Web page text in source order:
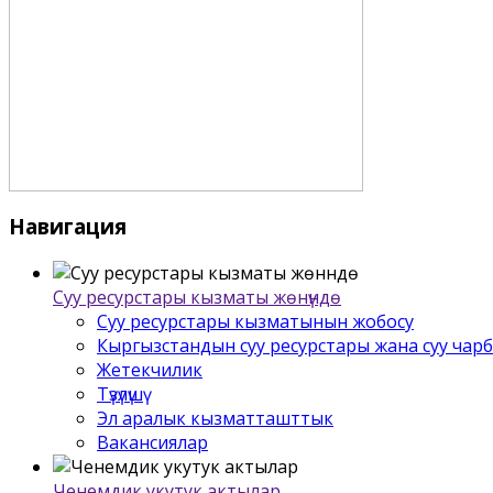
Навигация
Суу ресурстары кызматы жѳнүндѳ
Суу ресурстары кызматынын жобосу
Кыргызстандын суу ресурстары жана суу
Жетекчилик
Түзүлүшү
Эл аралык кызматташттык
Вакансиялар